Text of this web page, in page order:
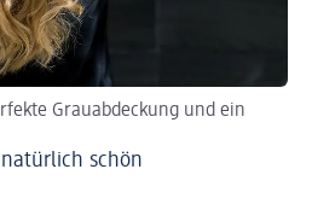
Grauabdeckung und ein
schön